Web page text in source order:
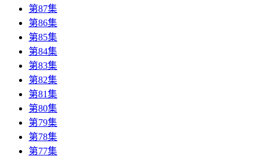
第87集
第86集
第85集
第84集
第83集
第82集
第81集
第80集
第79集
第78集
第77集